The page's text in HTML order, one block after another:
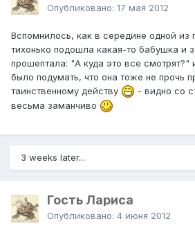
Опубликовано: 17 мая 2012
Вспомнилось, как в середине одной из
тихонько подошла какая-то бабушка и
прошептала: "А куда это все
было подумать, что она тоже не прочь
таинственному действу
- видно со
весьма заманчиво
3 weeks later...
Гость Лариса
Опубликовано: 4 июня 2012